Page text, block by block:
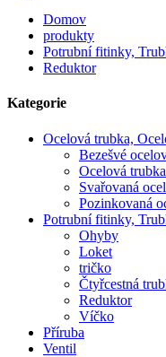
Domov
produkty
Potrubní fitinky,
Reduktor
Kategorie
Ocelová trubka,
Bezešvé
Ocelová
Svařovaná
Pozinkovaná
Potrubní fitinky,
Ohyby
Loket
tričko
Čtyřcestná
Reduktor
Víčko
Příruba
Ventil